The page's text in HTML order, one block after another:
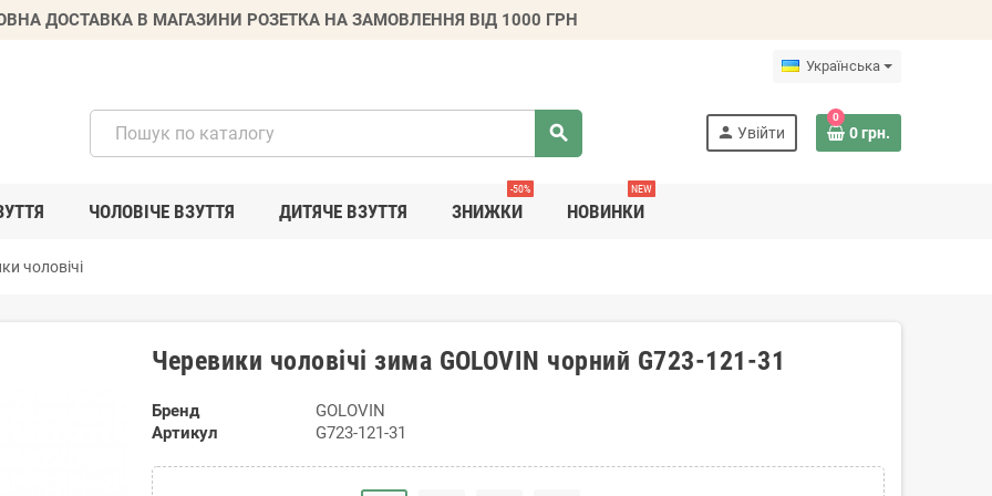
ДОСТАВКА В МАГАЗИНИ РОЗЕТКА НА ЗАМОВЛЕННЯ ВІД 1000 ГРН
Українська
search person Увійти
0
0 грн.
ЧОЛОВІЧЕ ВЗУТТЯ ДИТЯЧЕ ВЗУТТЯ ЗНИЖКИ
-50%
НОВИНКИ
NEW
чоловічі
Черевики чоловічі зима GOLOVIN чорний G723-121-31
Бренд
GOLOVIN
Артикул
G723-121-31